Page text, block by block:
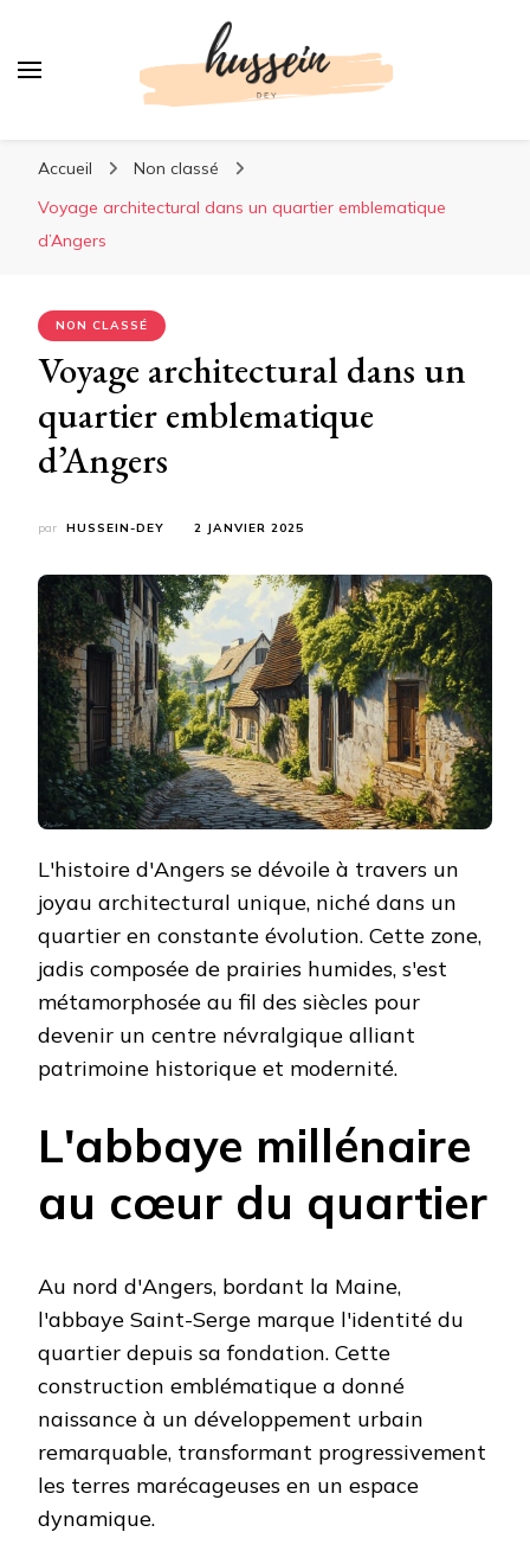
Accueil
Non classé
Voyage architectural dans un quartier emblematique
d’Angers
NON CLASSÉ
Voyage architectural dans un
quartier emblematique
d’Angers
par HUSSEIN-DEY 2 JANVIER 2025
L'histoire d'Angers se dévoile à travers un
joyau architectural unique, niché dans un
quartier en constante évolution. Cette zone,
jadis composée de prairies humides, s'est
métamorphosée au fil des siècles pour
devenir un centre névralgique alliant
patrimoine historique et modernité.
L'abbaye millénaire
au cœur du quartier
Au nord d'Angers, bordant la Maine,
l'abbaye Saint-Serge marque l'identité du
quartier depuis sa fondation. Cette
construction emblématique a donné
naissance à un développement urbain
remarquable, transformant progressivement
les terres marécageuses en un espace
dynamique.